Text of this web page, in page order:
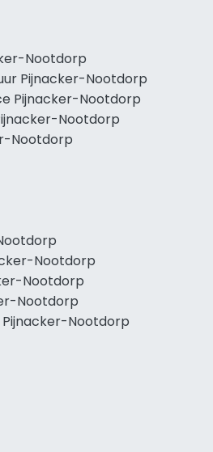
Nootdorp
Pijnacker-Nootdorp
Pijnacker-Nootdorp
Nootdorp
Nootdorp
Nootdorp
Nootdorp
Nootdorp
Nootdorp